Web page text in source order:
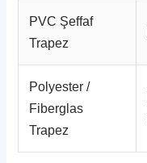
PVC Şeffaf
Trapez
Polyester /
Fiberglas
Trapez